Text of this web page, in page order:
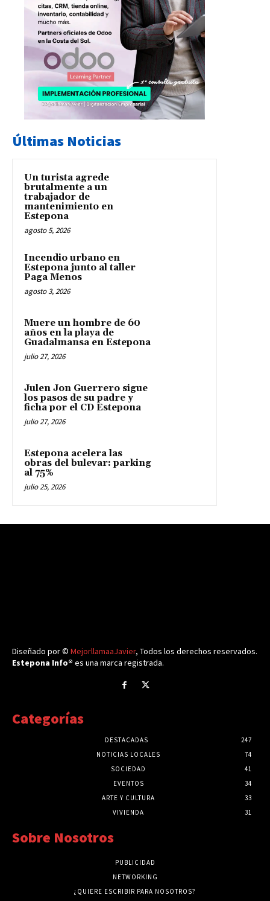
Últimas Noticias
Un turista agrede
brutalmente a un
trabajador de
mantenimiento en
Estepona
agosto 5, 2026
Incendio urbano en
Estepona junto al taller
Paga Menos
agosto 3, 2026
Muere un hombre de 60
años en la playa de
Guadalmansa en Estepona
julio 27, 2026
Julen Jon Guerrero sigue
los pasos de su padre y
ficha por el CD Estepona
julio 27, 2026
Estepona acelera las
obras del bulevar: parking
al 75%
julio 25, 2026
Diseñado por © MejorllamaaJavier, Todos los derechos reservados.
Estepona Info® es una marca registrada.
Categorías
DESTACADAS
247
NOTICIAS LOCALES
74
SOCIEDAD
41
EVENTOS
34
ARTE Y CULTURA
33
VIVIENDA
31
Sobre Nosotros
PUBLICIDAD
NETWORKING
¿QUIERE ESCRIBIR PARA NOSOTROS?